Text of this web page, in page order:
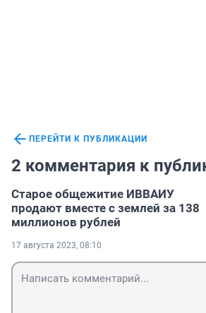
ПЕРЕЙТИ К ПУБЛИКАЦИИ
2 комментария к
Старое общежитие ИВВАИУ
продают вместе с землей за 138
миллионов рублей
17 августа 2023, 08:10